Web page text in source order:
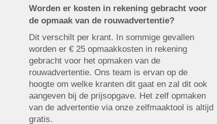
Worden er kosten in rekening gebracht voor
de opmaak van de rouwadvertentie?
Dit verschilt per krant. In sommige gevallen
worden er € 25 opmaakkosten in rekening
gebracht voor het opmaken van de
rouwadvertentie. Ons team is ervan op de
hoogte om welke kranten dit gaat en zal dit ook
aangeven bij de prijsopgave. Het zelf opmaken
van de advertentie via onze zelfmaaktool is altijd
gratis.